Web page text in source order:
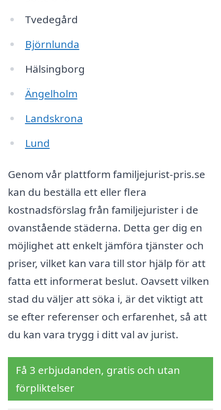
Tvedegård
Björnlunda
Hälsingborg
Ängelholm
Landskrona
Lund
Genom vår plattform familjejurist-pris.se
kan du beställa ett eller flera
kostnadsförslag från familjejurister i de
ovanstående städerna. Detta ger dig en
möjlighet att enkelt jämföra tjänster och
priser, vilket kan vara till stor hjälp för att
fatta ett informerat beslut. Oavsett vilken
stad du väljer att söka i, är det viktigt att
se efter referenser och erfarenhet, så att
du kan vara trygg i ditt val av jurist.
Få 3 erbjudanden, gratis och utan
förpliktelser